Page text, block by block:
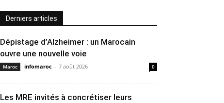
Derniers articles
Dépistage d’Alzheimer : un Marocain
ouvre une nouvelle voie
Maroc infomaroc - 7 août 2026 0
Les MRE invités à concrétiser leurs